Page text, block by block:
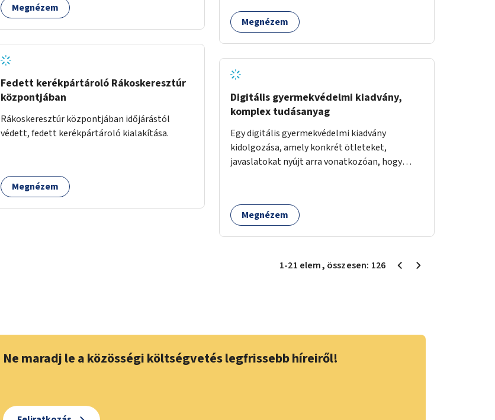
Megnézem
Fedett kerékpártároló Rákoskeresztúr
központjában
Rákoskeresztúr központjában időjárástól
védett, fedett kerékpártároló kialakítása.
Megnézem
tartalommal.
Megnézem
Digitális gyermekvédelmi kiadvány,
komplex tudásanyag
Egy digitális gyermekvédelmi kiadvány
kidolgozása, amely konkrét ötleteket,
javaslatokat nyújt arra vonatkozóan, hogy
használatát.
Megnézem
1-21 elem, összesen: 126
Ne maradj le a közösségi költségvetés legfrissebb híreiről!